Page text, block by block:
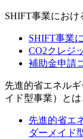
SHIFT事業にお
SHIFT事業
CO2クレジ
補助金申請
先進的省エネル
イド型事業）と
先進的省エ
ダーメイド